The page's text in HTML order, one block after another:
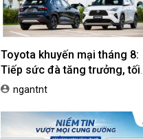
Toyota khuyến mại tháng 8:
Tiếp sức đà tăng trưởng, tối
ưu chi phí mua xe
ngantnt